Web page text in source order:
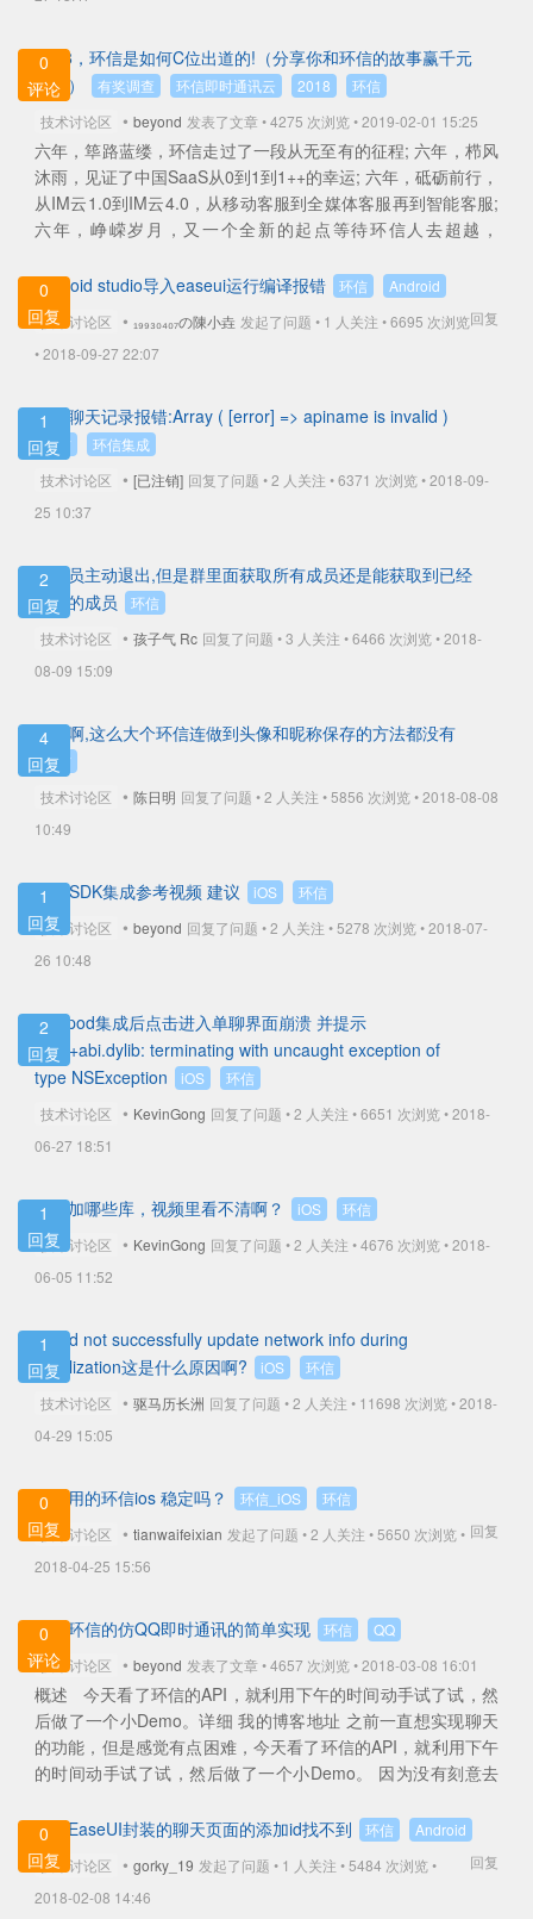
0
评论
2018，环信是如何C位出道的!（分享你和环信的故事赢千元
奖励）
有奖调查 环信即时通讯云 2018
环信
技术讨论区
• beyond 发表了文章 • 4275 次浏览 • 2019-02-01 15:25
六年，筚路蓝缕，环信走过了一段从无至有的征程; 六年，栉风
沐雨，见证了中国SaaS从0到1到1++的幸运; 六年，砥砺前行，
从IM云1.0到IM云4.0，从移动客服到全媒体客服再到智能客服;
六年，峥嵘岁月，又一个全新的起点等待环信人去超越，
0
回复
Android studio导入easeui运行编译报错 环信
Android
回复
技术讨论区 • ₁₉₉₃₀₄₀₇の陳小垚 发起了问题 • 1 人关注 •6695 次浏览
• 2018-09-27 22:07
1
回复
导出聊天记录报错:Array ( [error] => apiname is invalid )
环信
环信集成
技术讨论区
• [已注销] 回复了问题 • 2 人关注 •6371 次浏览 • 2018-09-
25 10:37
2
回复
群成员主动退出,但是群里面获取所有成员还是能获取到已经
退出的成员
环信
技术讨论区
• 孩子气 Rc 回复了问题 • 3 人关注 •6466 次浏览 • 2018-
08-09 15:09
4
回复
牛逼啊,这么大个环信连做到头像和昵称保存的方法都没有
环信
技术讨论区
• 陈日明 回复了问题 • 2 人关注 • 5856 次浏览 • 2018-08-08
10:49
1
回复
OC_SDK集成参考视频 建议 iOS
环信
技术讨论区
• beyond 回复了问题 • 2 人关注 • 5278 次浏览 • 2018-07-
26 10:48
2
回复
iOS pod集成后点击进入单聊界面崩溃 并提示
libc++abi.dylib: terminating with uncaught exception of
type NSException
iOS
环信
技术讨论区
• KevinGong 回复了问题 • 2 人关注 •6651 次浏览 • 2018-
06-27 18:51
1
回复
都添加哪些库，视频里看不清啊？ iOS
环信
技术讨论区
• KevinGong 回复了问题 • 2 人关注 •4676 次浏览 • 2018-
06-05 11:52
1
回复
Could not successfully update network info during
initialization这是什么原因啊?
iOS
环信
技术讨论区
• 驱马历长洲 回复了问题 • 2 人关注 • 11698 次浏览 • 2018-
04-29 15:05
0
回复
你们用的环信ios 稳定吗？ 环信_iOS
环信
回复
技术讨论区 • tianwaifeixian 发起了问题 • 2 人关注 • 5650 次浏览 •
2018-04-25 15:56
0
评论
基于环信的仿QQ即时通讯的简单实现 环信
QQ
技术讨论区
• beyond 发表了文章 • 4657 次浏览 • 2018-03-08 16:01
概述 今天看了环信的API，就利用下午的时间动手试了试，然
后做了一个小Demo。详细 我的博客地址 之前一直想实现聊天
的功能，但是感觉有点困难，今天看了环信的API，就利用下午
的时间动手试了试，然后做了一个小Demo。 因为没有刻意去
0
回复
加载EaseUI封装的聊天页面的添加id找不到 环信
Android
回复
技术讨论区 • gorky_19 发起了问题 • 1 人关注 • 5484 次浏览 •
2018-02-08 14:46